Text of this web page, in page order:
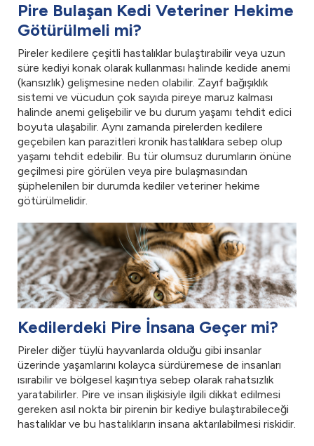
Pire Bulaşan Kedi Veteriner Hekime
Götürülmeli mi?
Pireler kedilere çeşitli hastalıklar bulaştırabilir veya uzun
süre kediyi konak olarak kullanması halinde kedide anemi
(kansızlık) gelişmesine neden olabilir. Zayıf bağışıklık
sistemi ve vücudun çok sayıda pireye maruz kalması
halinde anemi gelişebilir ve bu durum yaşamı tehdit edici
boyuta ulaşabilir. Aynı zamanda pirelerden kedilere
geçebilen kan parazitleri kronik hastalıklara sebep olup
yaşamı tehdit edebilir. Bu tür olumsuz durumların önüne
geçilmesi pire görülen veya pire bulaşmasından
şüphelenilen bir durumda kediler veteriner hekime
götürülmelidir.
Kedilerdeki Pire İnsana Geçer mi?
Pireler diğer tüylü hayvanlarda olduğu gibi insanlar
üzerinde yaşamlarını kolayca sürdüremese de insanları
ısırabilir ve bölgesel kaşıntıya sebep olarak rahatsızlık
yaratabilirler. Pire ve insan ilişkisiyle ilgili dikkat edilmesi
gereken asıl nokta bir pirenin bir kediye bulaştırabileceği
hastalıklar ve bu hastalıkların insana aktarılabilmesi riskidir.